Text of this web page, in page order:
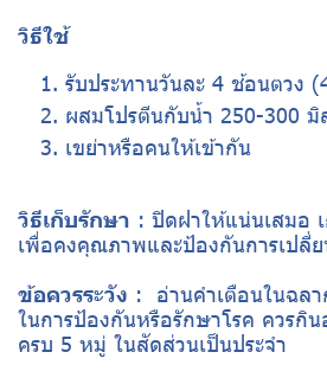
วิธีใช้
รับประทานวันละ 4 ช้อนตวง
ผสมโปรตีนกับน้ำ 250-300 มิ
เขย่าหรือคนให้เข้ากัน
วิธีเก็บรักษา : ปิดฝาให้แน่นเสมอ
เพื่อคงคุณภาพและป้องกันการเปลี่
ข้อควรระวัง : อ่านคำเตือนในฉล
ในการป้องกันหรือรักษาโรค ควรกิ
ครบ 5 หมู่ ในสัดส่วนเป็นประจำ